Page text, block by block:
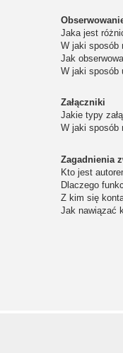
Jaka jest
W jaki sposób
Jak
W jaki sposób
Załączniki
Jakie typy
W jaki sposób
Zagadnienia
Kto jest
Dlaczego
Z kim się
Jak nawiązać